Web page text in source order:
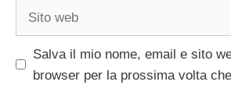
Sito
Salva il mio nome, email e sito
browser per la prossima volta